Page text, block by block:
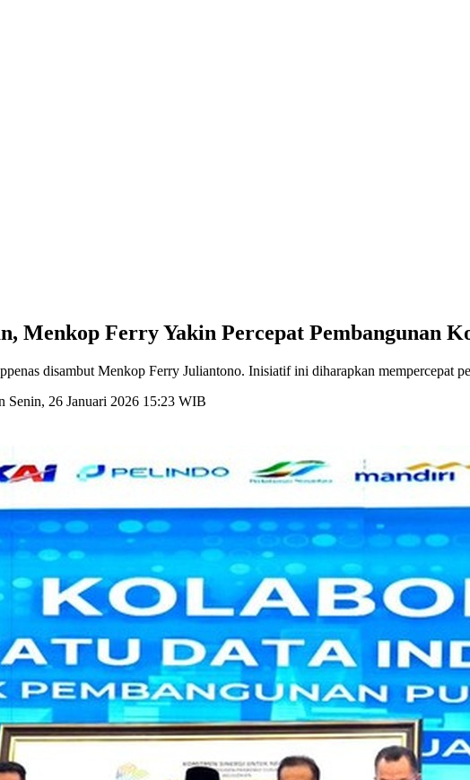
Menkop Ferry Yakin Percepat Pembangunan
disambut Menkop Ferry Juliantono. Inisiatif ini diharapkan mempercepat
Senin, 26 Januari 2026 15:23 WIB